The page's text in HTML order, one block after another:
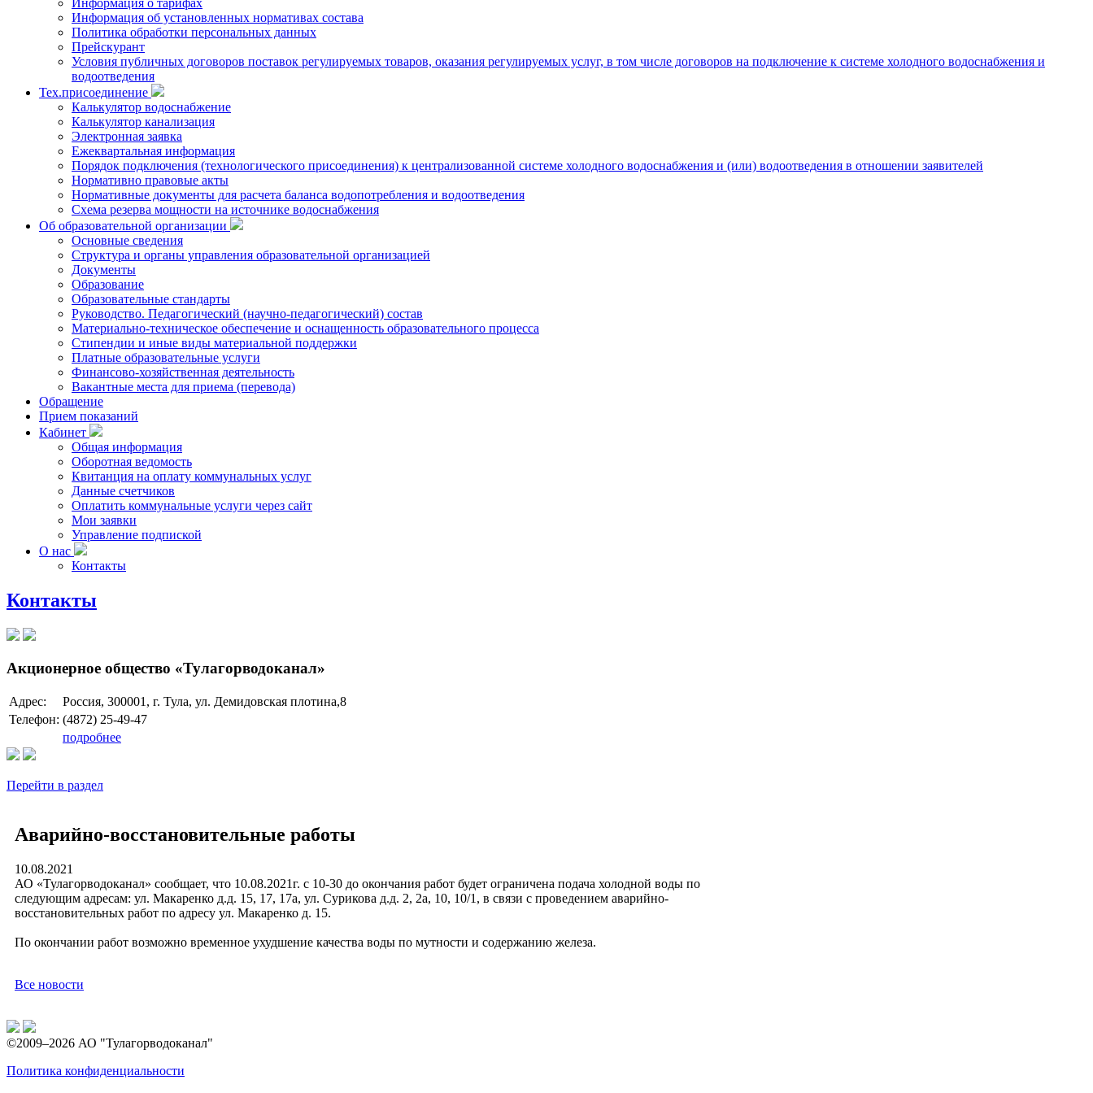
Информация о тарифах
Информация об установленных нормативах состава
Политика обработки персональных данных
Прейскурант
Условия публичных договоров поставок регулируемых товаров, оказания регулируемых услуг, в том числе договоров на подключение к системе холодного водоснабжения и
водоотведения
Тех.присоединение
Калькулятор водоснабжение
Калькулятор канализация
Электронная заявка
Ежеквартальная информация
Порядок подключения (технологического присоединения) к централизованной системе холодного водоснабжения и (или) водоотведения в отношении заявителей
Нормативно правовые акты
Нормативные документы для расчета баланса водопотребления и водоотведения
Схема резерва мощности на источнике водоснабжения
Об образовательной организации
Основные сведения
Структура и органы управления образовательной организацией
Документы
Образование
Образовательные стандарты
Руководство. Педагогический (научно-педагогический) состав
Материально-техническое обеспечение и оснащенность образовательного процесса
Стипендии и иные виды материальной поддержки
Платные образовательные услуги
Финансово-хозяйственная деятельность
Вакантные места для приема (перевода)
Обращение
Прием показаний
Кабинет
Общая информация
Оборотная ведомость
Квитанция на оплату коммунальных услуг
Данные счетчиков
Оплатить коммунальные услуги через сайт
Мои заявки
Управление подпиской
О нас
Контакты
Контакты
Акционерное общество «Тулагорводоканал»
Адрес:
Россия, 300001, г. Тула, ул. Демидовская плотина,8
Телефон: (4872) 25-49-47
подробнее
Перейти в раздел
Аварийно-восстановительные работы
10.08.2021
АО «Тулагорводоканал» сообщает, что 10.08.2021г. с 10-30 до окончания работ будет ограничена подача холодной воды по
следующим адресам: ул. Макаренко д.д. 15, 17, 17а, ул. Сурикова д.д. 2, 2а, 10, 10/1, в связи с проведением аварийно-
восстановительных работ по адресу ул. Макаренко д. 15.
По окончании работ возможно временное ухудшение качества воды по мутности и содержанию железа.
Все новости
©2009–2026 АО "Тулагорводоканал"
Политика конфиденциальности